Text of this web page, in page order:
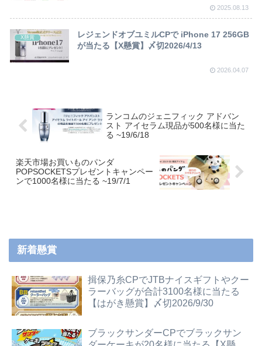
2025.08.13
X懸賞
レジェンドオブユミルCPで iPhone 17 256GB
が当たる【X懸賞】〆切2026/4/13
2026.04.07
ランコムのジェニフィック アドバン
スト アイセラム現品が500名様に当た
る ~19/6/18
楽天市場お買いものパンダ
POPSOCKETSプレゼントキャンペー
ンで1000名様に当たる ~19/7/1
新着懸賞
揖保乃糸CPでJTBナイスギフトやクー
ラーバッグが合計3100名様に当たる
【はがき懸賞】〆切2026/9/30
ブラックサンダーCPでブラックサン